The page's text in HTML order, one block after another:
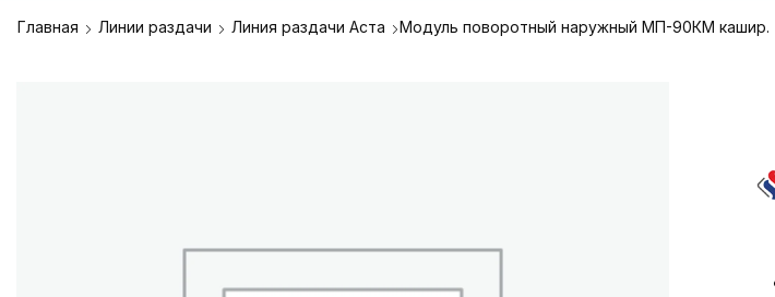
Главная Линии раздачи Линия раздачи Аста Модуль поворотный наружный МП-90КМ кашир.